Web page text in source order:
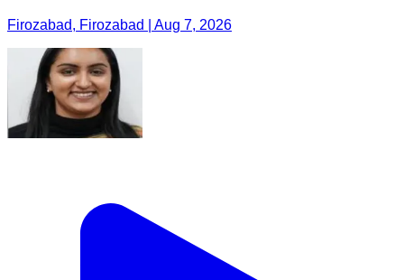
Firozabad, Firozabad | Aug 7, 2026